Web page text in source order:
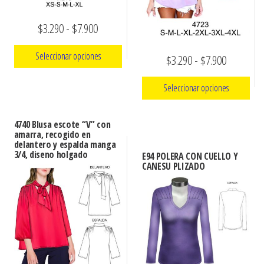
$3.290- $7.900Rango
de
precios:
hasta
$7.900
Seleccionar opciones
múltiples
variantes.
opciones
pueden
elegir
en
$3.290- $7.900Rango
de
precios:
hasta
Seleccionar opciones
múltiples
variantes.
Las
opciones
se
pueden
4740 Blusa escote “V” con
amarra, recogido en
delantero y espalda manga
3/4, diseno holgado E94 POLERA CON CUELLO Y
CANESU PLIZADO